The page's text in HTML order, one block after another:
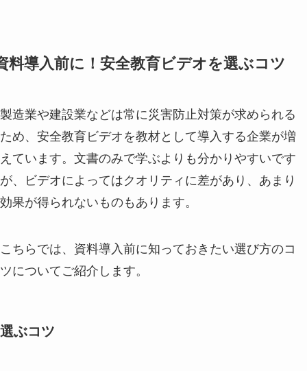
料導入前に！安全教育ビデオを選ぶコツ
製造業や建設業などは常に災害防止対策が求められる
ため、安全教育ビデオを教材として導入する企業が増
えています。文書のみで学ぶよりも分かりやすいです
が、ビデオによってはクオリティに差があり、あまり
効果が得られないものもあります。
こちらでは、資料導入前に知っておきたい選び方のコ
ツについてご紹介します。
選ぶコツ